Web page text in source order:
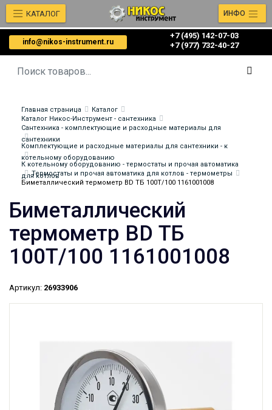
info@nikos-instrument.ru
+7 (495) 142-07-03
‎‎+7 (977) 732-40-27
КАТАЛОГ ИНФО
Главная страница
Каталог
Каталог Никос-Инструмент - сантехника
Сантехника - комплектующие и расходные материалы для
сантехники
Комплектующие и расходные материалы для сантехники - к
котельному оборудованию
К котельному оборудованию - термостаты и прочая автоматика
для котлов
Термостаты и прочая автоматика для котлов - термометры
Биметаллический термометр BD ТБ 100Т/100 1161001008
Биметаллический
термометр BD ТБ
100Т/100 1161001008
Артикул: 26933906